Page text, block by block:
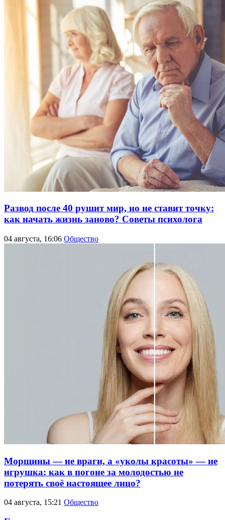
Развод после 40 рушит мир, но не ставит точку:
как начать жизнь заново? Советы психолога
04 августа, 16:06 Общество
Морщины — не враги, а «уколы красоты» — не
игрушка: как в погоне за молодостью не
потерять своё настоящее лицо?
04 августа, 15:21 Общество